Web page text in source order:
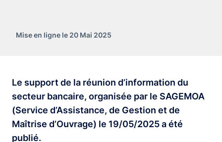
Mise en ligne le 20 Mai 2025
Le support de la réunion d’information du
secteur bancaire, organisée par le SAGEMOA
(Service d’Assistance, de Gestion et de
Maîtrise d’Ouvrage) le 19/05/2025 a été
publié.